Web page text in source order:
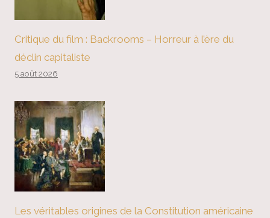
Critique du film : Backrooms – Horreur à l’ère du
déclin capitaliste
5 août 2026
Les véritables origines de la Constitution américaine